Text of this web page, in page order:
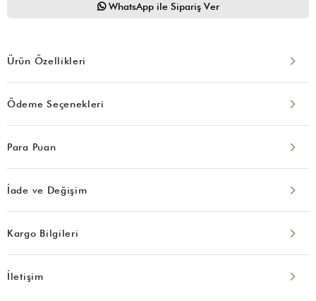
WhatsApp ile Sipariş Ver
Ürün Özellikleri
Ödeme Seçenekleri
Para Puan
İade ve Değişim
Kargo Bilgileri
İletişim